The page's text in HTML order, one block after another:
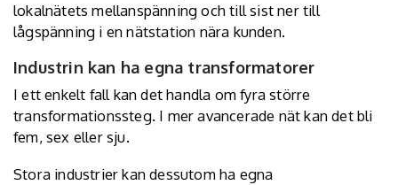
lokalnätets mellanspänning och till sist ner till
lågspänning i en nätstation nära kunden.
Industrin kan ha egna transformatorer
I ett enkelt fall kan det handla om fyra större
transformationssteg. I mer avancerade nät kan det bli
fem, sex eller sju.
Stora industrier kan dessutom ha egna